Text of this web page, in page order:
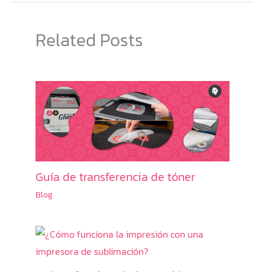
Related Posts
Guía de transferencia de tóner
Blog